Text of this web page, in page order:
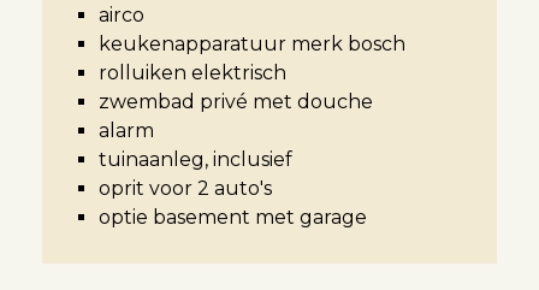
airco
keukenapparatuur merk bosch
rolluiken elektrisch
zwembad privé met douche
alarm
tuinaanleg, inclusief
oprit voor 2 auto's
optie basement met garage